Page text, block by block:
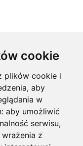
cookie
plików cookie i
aby
w
aby umożliwić
serwisu,
z